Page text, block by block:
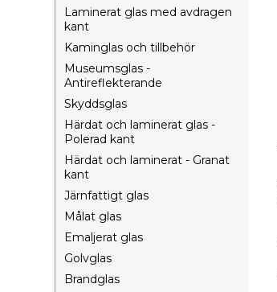
Laminerat glas med avdragen
kant
Kaminglas och tillbehör
Museumsglas -
Antireflekterande
Skyddsglas
Härdat och laminerat glas -
Polerad kant
Härdat och laminerat - Granat
kant
Järnfattigt glas
Målat glas
Emaljerat glas
Golvglas
Brandglas